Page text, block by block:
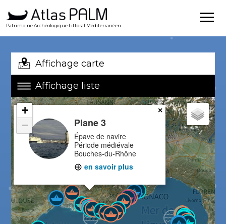
Patrimoine Archéologique Littoral Méditerranéen
Affichage carte
Affichage liste
Plane 3
Épave de navire
Période médiévale
Bouches-du-Rhône
en savoir plus
×
+
−